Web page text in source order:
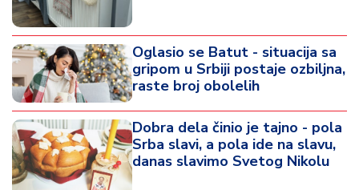
Oglasio se Batut - situacija sa
gripom u Srbiji postaje ozbiljna,
raste broj obolelih
Dobra dela činio je tajno - pola
Srba slavi, a pola ide na slavu,
danas slavimo Svetog Nikolu